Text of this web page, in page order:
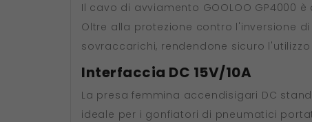
Il cavo di avviamento GOOLOO
Oltre alla protezione contro l'inversione
sovraccarichi, rendendone sicuro
Interfaccia DC 15V/10A
La presa femmina accendisigari DC
ideale per i gonfiatori di pneumatici